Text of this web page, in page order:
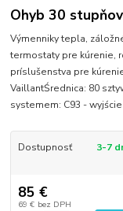
Ohyb 30
Výmenniky tepla,
termostaty pre kúrenie,
príslušenstva pre
VaillantŚrednica: 80
systemem: C93 -
Dostupnosť 3-7
85 €
69 € bez DPH